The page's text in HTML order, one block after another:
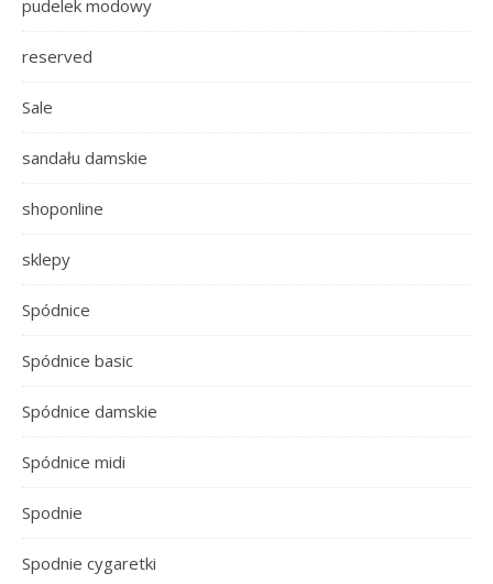
pudelek modowy
reserved
Sale
sandału damskie
shoponline
sklepy
Spódnice
Spódnice basic
Spódnice damskie
Spódnice midi
Spodnie
Spodnie cygaretki